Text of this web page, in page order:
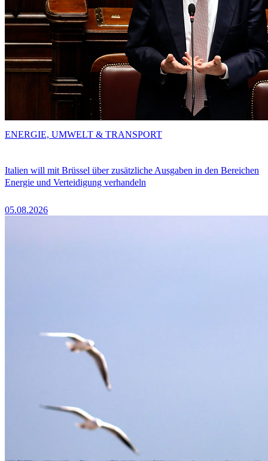
Italien will mit Brüssel über zusätzliche Ausgaben in den Bereichen
Energie und Verteidigung verhandeln
05.08.2026
ENERGIE, UMWELT & TRANSPORT